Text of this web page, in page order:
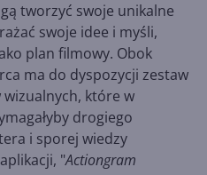
tworzyć swoje unikalne
swoje idee i myśli,
plan filmowy. Obok
ma do dyspozycji zestaw
które w
drogiego
i sporej wiedzy
"Actiongram